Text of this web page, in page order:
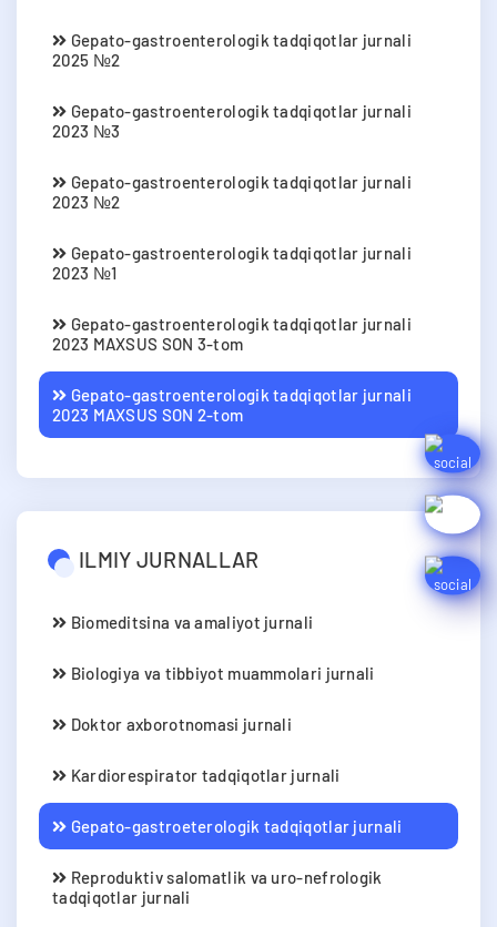
Gepato-gastroenterologik tadqiqotlar jurnali
2025 №2
Gepato-gastroenterologik tadqiqotlar jurnali
2023 №3
Gepato-gastroenterologik tadqiqotlar jurnali
2023 №2
Gepato-gastroenterologik tadqiqotlar jurnali
2023 №1
Gepato-gastroenterologik tadqiqotlar jurnali
2023 MAXSUS SON 3-tom
Gepato-gastroenterologik tadqiqotlar jurnali
2023 MAXSUS SON 2-tom
ILMIY JURNALLAR
Biomeditsina va amaliyot jurnali
Biologiya va tibbiyot muammolari jurnali
Doktor axborotnomasi jurnali
Kardiorespirator tadqiqotlar jurnali
Gepato-gastroeterologik tadqiqotlar jurnali
Reproduktiv salomatlik va uro-nefrologik
tadqiqotlar jurnali